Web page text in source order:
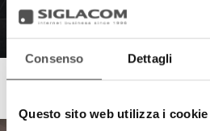
Consenso Dettagli
Questo sito web utilizza i cookie
Dabster